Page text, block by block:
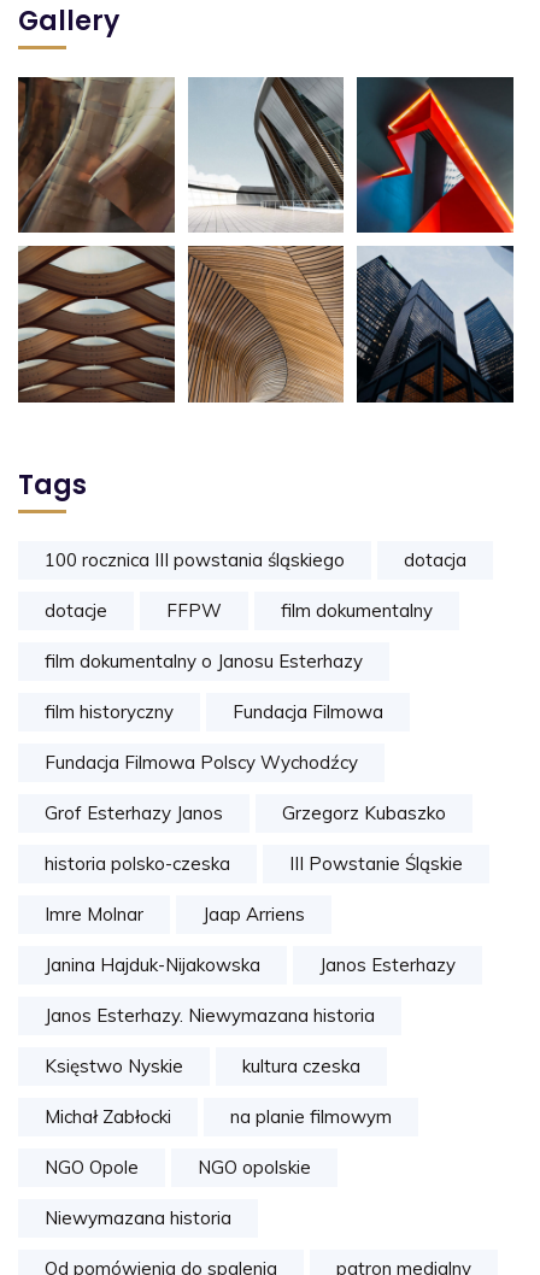
Gallery
Tags
100 rocznica III powstania śląskiego dotacja
dotacje FFPW film dokumentalny
film dokumentalny o Janosu Esterhazy
film historyczny Fundacja Filmowa
Fundacja Filmowa Polscy Wychodźcy
Grof Esterhazy Janos Grzegorz Kubaszko
historia polsko-czeska III Powstanie Śląskie
Imre Molnar Jaap Arriens
Janina Hajduk-Nijakowska Janos Esterhazy
Janos Esterhazy. Niewymazana historia
Księstwo Nyskie kultura czeska
Michał Zabłocki na planie filmowym
NGO Opole NGO opolskie
Niewymazana historia
Od pomówienia do spalenia patron medialny